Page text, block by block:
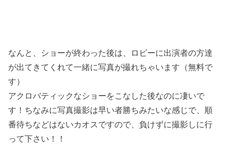
なんと、ショーが終わった後は、ロビーに出演者の方達
が出てきてくれて一緒に写真が撮れちゃいます（無料で
す）
アクロバティックなショーをこなした後なのに凄いで
す！ちなみに写真撮影は早い者勝ちみたいな感じで、順
番待ちなどはないカオスですので、負けずに撮影しに行
って下さい！！